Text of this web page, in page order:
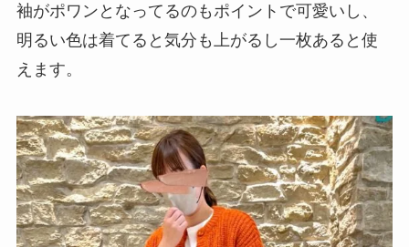
袖がポワンとなってるのもポイントで可愛いし、
明るい色は着てると気分も上がるし一枚あると使
えます。